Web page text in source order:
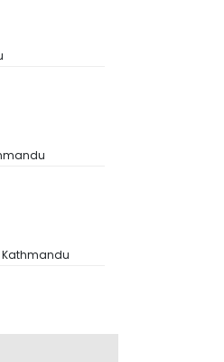
Kathmandu